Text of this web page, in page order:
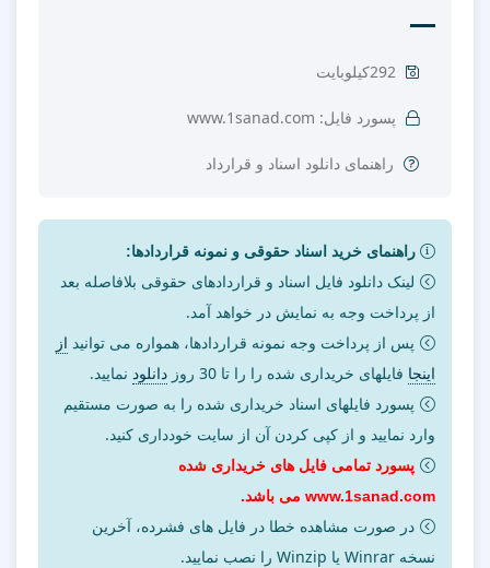
292کیلوبایت
پسورد فایل: www.1sanad.com
راهنمای دانلود اسناد و قرارداد
راهنمای خرید اسناد حقوقی و نمونه قراردادها:
لینک دانلود فایل اسناد و قراردادهای حقوقی بلافاصله بعد
از پرداخت وجه به نمایش در خواهد آمد.
پس از پرداخت وجه نمونه قراردادها، همواره می توانید از
اینجا فایلهای خریداری شده را را تا 30 روز دانلود نمایید.
پسورد فایلهای اسناد خریداری شده را به صورت مستقیم
وارد نمایید و از کپی کردن آن از سایت خودداری کنید.
پسورد تمامی فایل های خریداری شده
www.1sanad.com می باشد.
در صورت مشاهده خطا در فایل های فشرده، آخرین
نسخه Winrar یا Winzip را نصب نمایید.